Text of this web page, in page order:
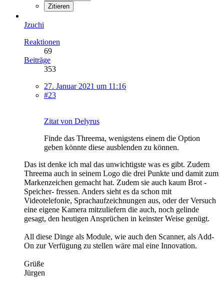
Zitieren
Jzuchi
Reaktionen
69
Beiträge
353
27. Januar 2021 um 11:16
#23
Zitat von Delyrus
Finde das Threema, wenigstens einem die Option
geben könnte diese ausblenden zu können.
Das ist denke ich mal das unwichtigste was es gibt. Zudem
Threema auch in seinem Logo die drei Punkte und damit zum
Markenzeichen gemacht hat. Zudem sie auch kaum Brot -
Speicher- fressen. Anders sieht es da schon mit
Videotelefonie, Sprachaufzeichnungen aus, oder der Versuch
eine eigene Kamera mitzuliefern die auch, noch gelinde
gesagt, den heutigen Ansprüchen in keinster Weise genügt.
All diese Dinge als Module, wie auch den Scanner, als Add-
On zur Verfügung zu stellen wäre mal eine Innovation.
Grüße
Jürgen